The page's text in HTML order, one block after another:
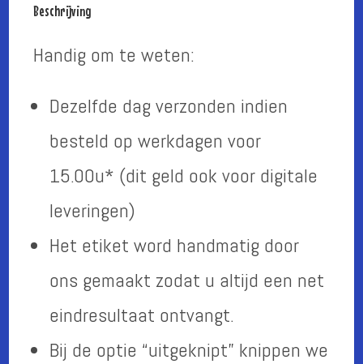
Beschrijving
Handig om te weten:
Dezelfde dag verzonden indien
besteld op werkdagen voor
15.00u* (dit geld ook voor digitale
leveringen)
Het etiket word handmatig door
ons gemaakt zodat u altijd een net
eindresultaat ontvangt.
Bij de optie “uitgeknipt” knippen we